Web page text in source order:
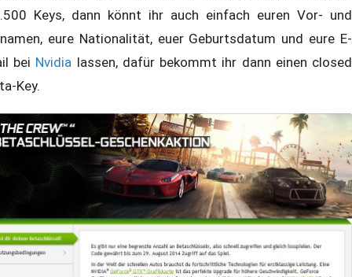
Keys, dann könnt ihr auch einfach euren Vor- und
eure Nationalität, euer Geburtsdatum und eure E-
bei Nvidia lassen, dafür bekommt ihr dann einen closed
Key.